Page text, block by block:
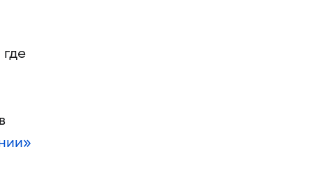
где